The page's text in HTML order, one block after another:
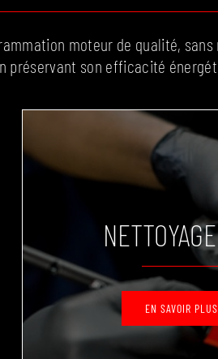
moteur de qualité,
son efficacité
EN SAVOIR PLUS